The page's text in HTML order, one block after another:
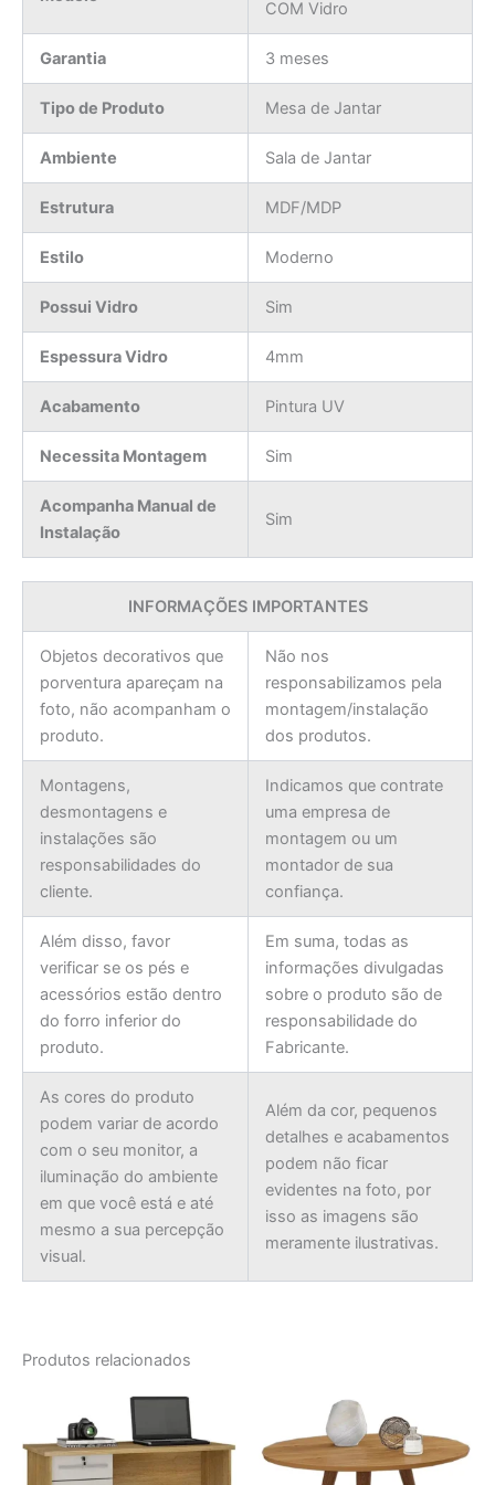
COM Vidro
Garantia 3 meses
Tipo de Produto Mesa de Jantar
Ambiente Sala de Jantar
Estrutura MDF/MDP
Estilo Moderno
Possui Vidro Sim
Espessura Vidro 4mm
Acabamento Pintura UV
Necessita Montagem Sim
Acompanha Manual de
Instalação
Sim
INFORMAÇÕES IMPORTANTES
Objetos decorativos que
porventura apareçam na
foto, não acompanham o
produto.
Não nos
responsabilizamos pela
montagem/instalação
dos produtos.
Montagens,
desmontagens e
instalações são
responsabilidades do
cliente.
Indicamos que contrate
uma empresa de
montagem ou um
montador de sua
confiança.
Além disso, favor
verificar se os pés e
acessórios estão dentro
do forro inferior do
produto.
Em suma, todas as
informações divulgadas
sobre o produto são de
responsabilidade do
Fabricante.
As cores do produto
podem variar de acordo
com o seu monitor, a
iluminação do ambiente
em que você está e até
mesmo a sua percepção
visual.
Além da cor, pequenos
detalhes e acabamentos
podem não ficar
evidentes na foto, por
isso as imagens são
meramente ilustrativas.
Produtos relacionados